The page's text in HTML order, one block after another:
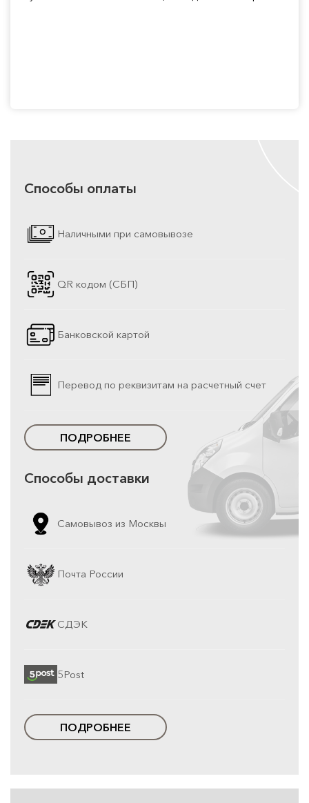
Способы оплаты
Наличными при самовывозе
QR кодом (СБП)
Банковской картой
Перевод по реквизитам на расчетный счет
ПОДРОБНЕЕ
Способы доставки
Самовывоз из Москвы
Почта России
СДЭК
5Post
ПОДРОБНЕЕ